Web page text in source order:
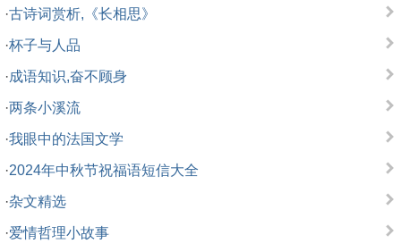
·古诗词赏析,《长相思》
·杯子与人品
·成语知识,奋不顾身
·两条小溪流
·我眼中的法国文学
·2024年中秋节祝福语短信大全
·杂文精选
·爱情哲理小故事